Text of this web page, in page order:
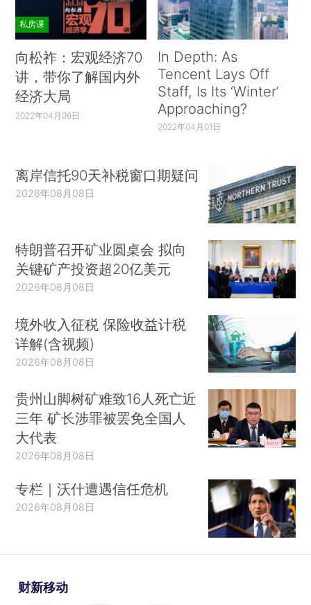
私房课
向松祚：宏观经济70
讲，带你了解国内外
经济大局
2022年04月06日
In Depth: As
Tencent Lays Off
Staff, Is Its ‘Winter’
Approaching?
2022年04月01日
离岸信托90天补税窗口期疑问
2026年08月08日
特朗普召开矿业圆桌会 拟向
关键矿产投资超20亿美元
2026年08月08日
境外收入征税 保险收益计税
详解(含视频)
2026年08月08日
贵州山脚树矿难致16人死亡近
三年 矿长涉罪被罢免全国人
大代表
2026年08月08日
专栏｜沃什遭遇信任危机
2026年08月08日
财新移动